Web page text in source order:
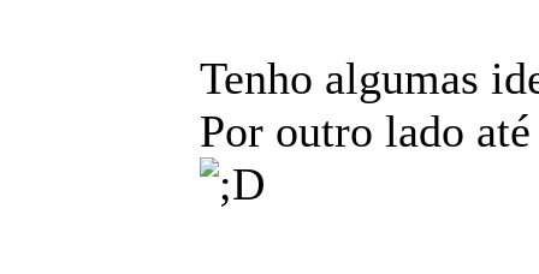
Tenho algumas
Por outro lado